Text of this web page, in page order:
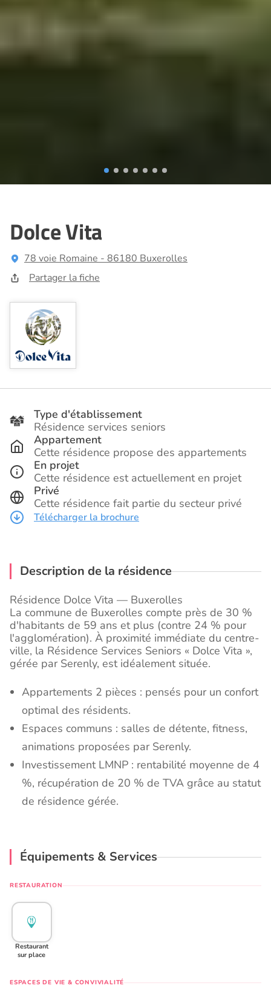
Dolce Vita
78 voie Romaine - 86180 Buxerolles
Partager la fiche
Type d'établissement
Résidence services seniors
Appartement
Cette résidence propose des appartements
En projet
Cette résidence est actuellement en projet
Privé
Cette résidence fait partie du secteur privé
Télécharger la brochure
Description de la résidence
Résidence Dolce Vita — Buxerolles
La commune de Buxerolles compte près de 30 %
d'habitants de 59 ans et plus (contre 24 % pour
l'agglomération). À proximité immédiate du centre-
ville, la Résidence Services Seniors « Dolce Vita »,
gérée par Serenly, est idéalement située.
Appartements 2 pièces : pensés pour un confort
optimal des résidents.
Espaces communs : salles de détente, fitness,
animations proposées par Serenly.
Investissement LMNP : rentabilité moyenne de 4
%, récupération de 20 % de TVA grâce au statut
de résidence gérée.
Équipements & Services
RESTAURATION
Restaurant
sur place
ESPACES DE VIE & CONVIVIALITÉ